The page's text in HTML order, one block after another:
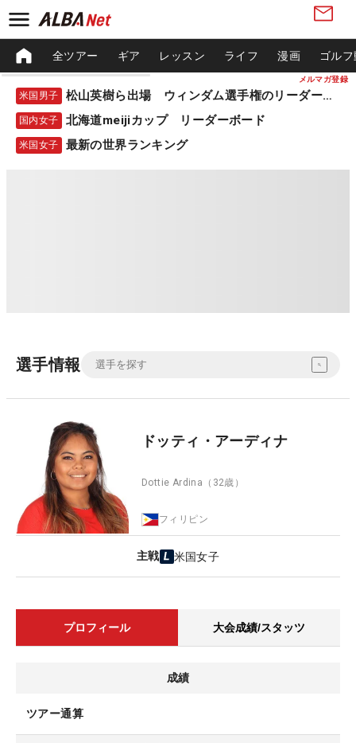
メルマガ登録
全ツアー ギア レッスン ライフ 漫画 ゴル
米国男子 松山英樹ら出場 ウィンダム選手権のリーダーボード
国内女子 北海道meijiカップ リーダーボード
米国女子 最新の世界ランキング
選手情報
ドッティ・アーディナ
Dottie Ardina （32歳）
フィリピン
主戦 米国女子
プロフィール 大会成績/スタッツ
成績
ツアー通算